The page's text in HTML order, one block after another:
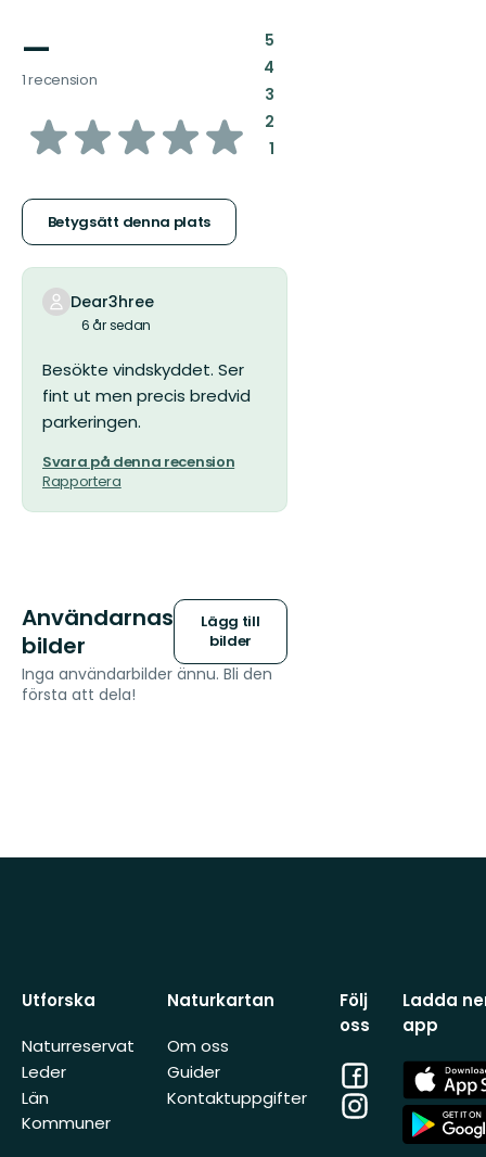
—
1 recension
av
stjärnor
Betygsätt denna plats
5:
4:
3:
2:
1:
Dear3hree
6 år sedan
Besökte vindskyddet. Ser
fint ut men precis bredvid
parkeringen.
Svara på denna recension
Rapportera
Användarnas
bilder
Lägg till
bilder
Inga användarbilder ännu. Bli den
första att dela!
Utforska
Naturreservat
Leder
Län
Kommuner
Naturkartan
Om oss
Guider
Kontaktuppgifter
Följ
oss
Facebook
Instagram
Ladda
app
App
Store
App
Store